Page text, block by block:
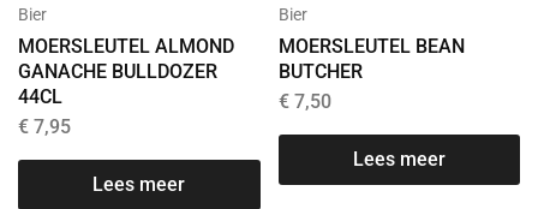
Bier
MOERSLEUTEL ALMOND
GANACHE BULLDOZER
44CL
€ 7,95
Lees meer
Bier
MOERSLEUTEL BEAN
BUTCHER
€7,50
Lees meer